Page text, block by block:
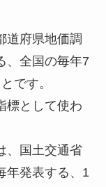
道府県地価調
、全国の毎年7
です。
標として使わ
、国土交通省
年発表する、1